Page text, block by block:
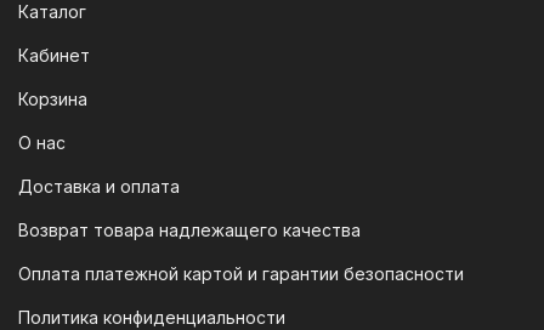
Каталог
Кабинет
Корзина
О нас
Доставка и оплата
Возврат товара надлежащего качества
Оплата платежной картой и гарантии безопасности
Политика конфиденциальности